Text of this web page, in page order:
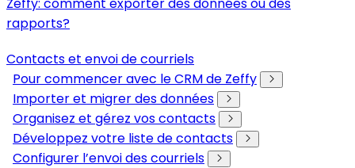
rapports?
Contacts et envoi de courriels
Pour commencer avec le CRM de Zeffy
Importer et migrer des données
Organisez et gérez vos contacts
Développez votre liste de contacts
Configurer l’envoi des courriels